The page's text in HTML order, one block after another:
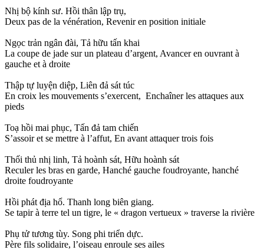
Nhị bộ kính sư. Hồi thân lập trụ,
Deux pas de la vénération, Revenir en position initiale
Ngọc trản ngân đài, Tả hữu tấn khai
La coupe de jade sur un plateau d’argent, Avancer en ouvrant à
gauche et à droite
Thập tự luyện diệp, Liên đả sát túc
En croix les mouvements s’exercent, Enchaîner les attaques aux
pieds
Toạ hồi mai phục, Tấn đả tam chiến
S’assoir et se mettre à l’affut, En avant attaquer trois fois
Thối thủ nhị linh, Tả hoành sát, Hữu hoành sát
Reculer les bras en garde, Hanché gauche foudroyante, hanché
droite foudroyante
Hồi phát địa hổ. Thanh long biên giang.
Se tapir à terre tel un tigre, le « dragon vertueux » traverse la rivière
Phụ tử tương tùy. Song phi triển dực.
Père fils solidaire, l’oiseau enroule ses ailes